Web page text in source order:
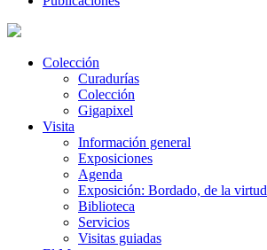
Colección
Curadurías
Colección
Gigapixel
Visita
Información general
Exposiciones
Agenda
Exposición: Bordado, de la virtud
Biblioteca
Servicios
Visitas guiadas